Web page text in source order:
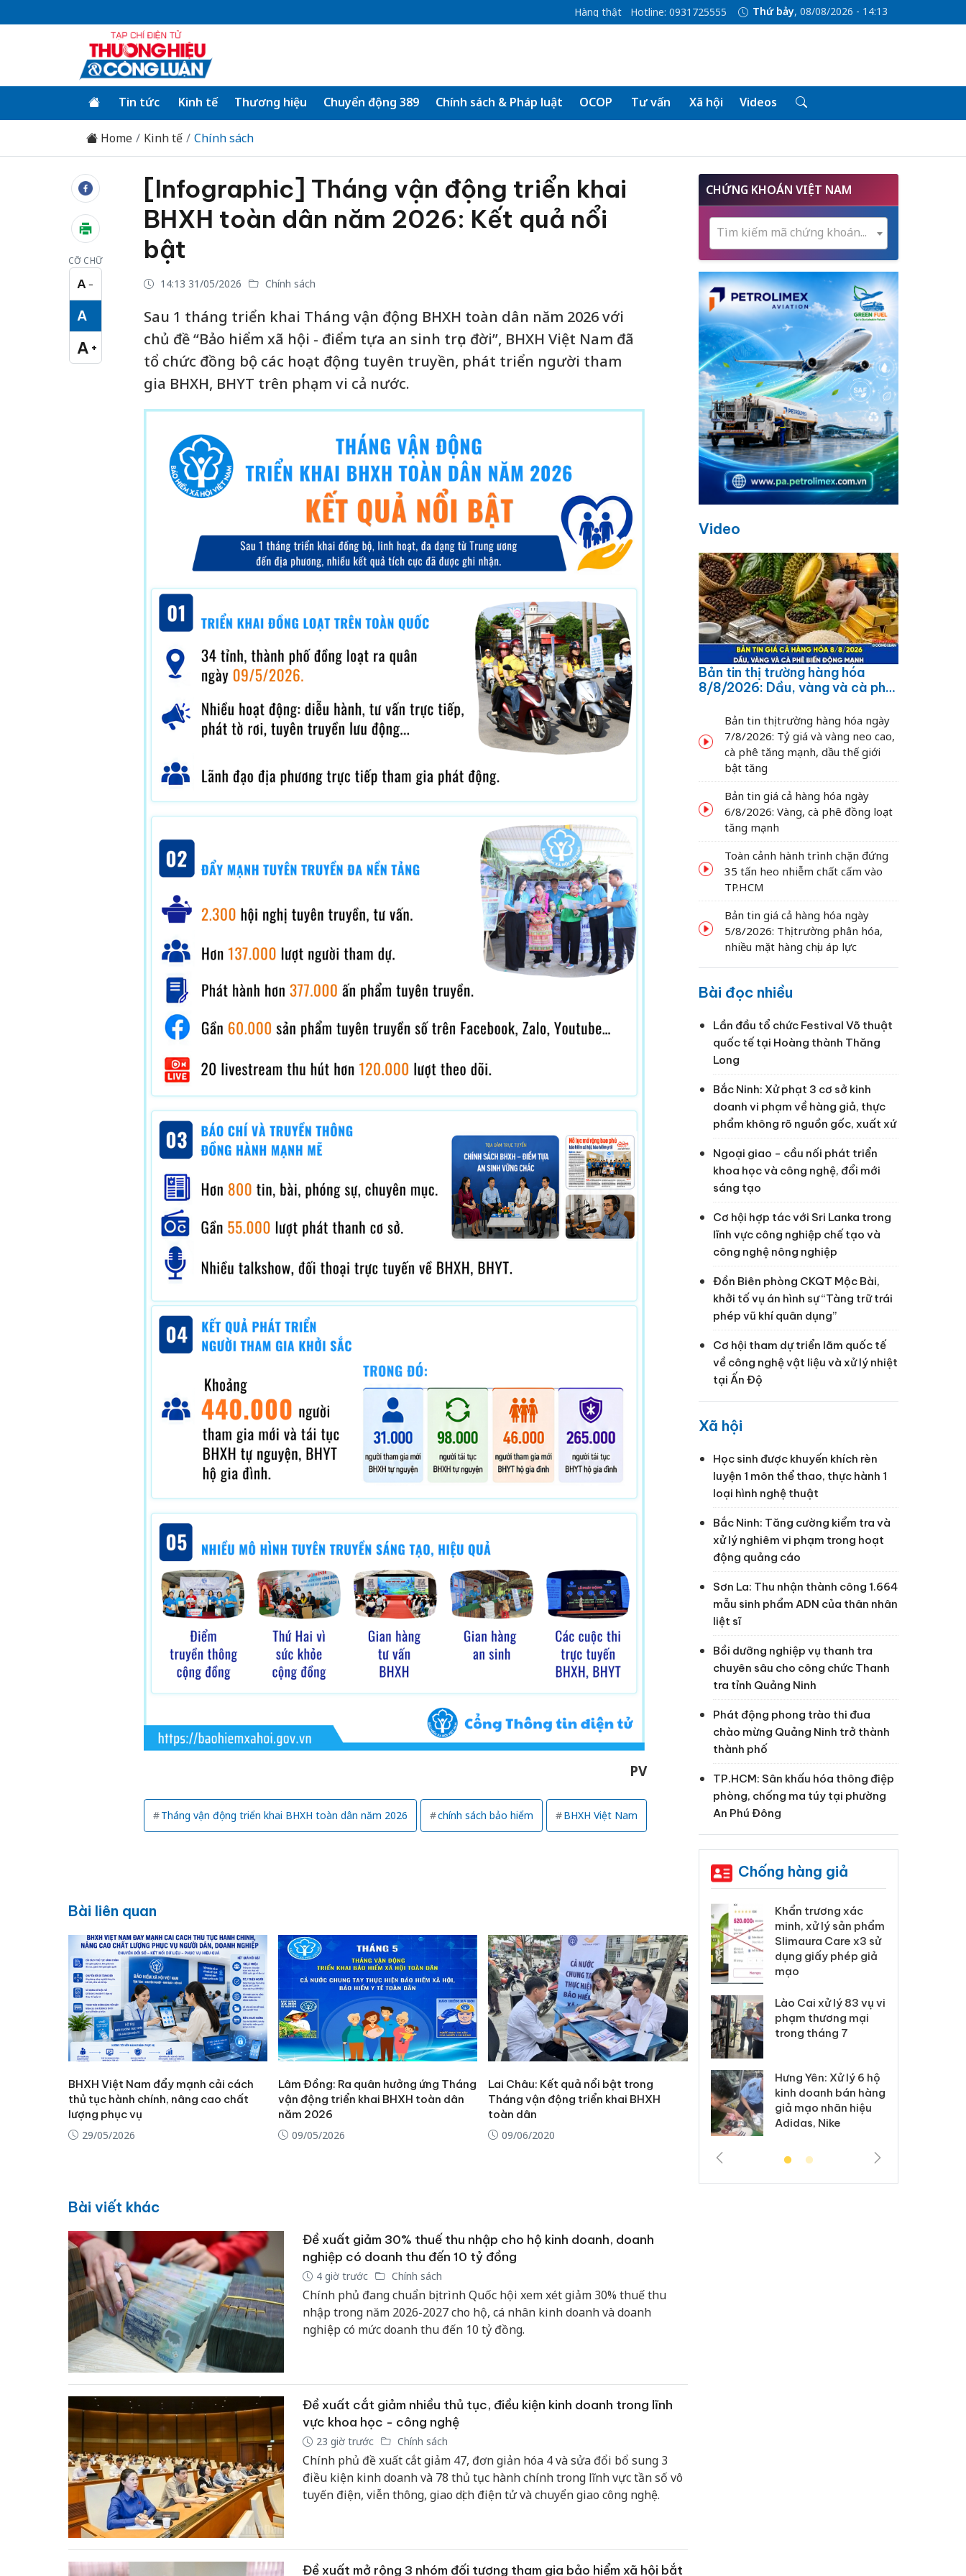
Hàng thật Hotline: 0931725555 Thứ bảy, 08/08/2026 - 14:13
Tin tức Kinh tế Thương hiệu Chuyển động 389 Chính sách & Pháp luật OCOP Tư vấn Xã hội Videos
Home Kinh tế Chính sách
CỠ CHỮ
A −
Cỡ chữ nhỏ
A
Cỡ chữ vừa
A +
Cỡ chữ lớn
[Infographic] Tháng vận động triển khai
BHXH toàn dân năm 2026: Kết quả nổi
bật
14:13 31/05/2026 Chính sách
Sau 1 tháng triển khai Tháng vận động BHXH toàn dân năm 2026 với
chủ đề “Bảo hiểm xã hội - điểm tựa an sinh trọn đời”, BHXH Việt Nam đã
tổ chức đồng bộ các hoạt động tuyên truyền, phát triển người tham
gia BHXH, BHYT trên phạm vi cả nước.
PV
Tháng vận động triển khai BHXH toàn dân năm 2026 chính sách bảo hiểm BHXH Việt Nam
Bài liên quan
BHXH Việt Nam đẩy mạnh cải cách
thủ tục hành chính, nâng cao chất
lượng phục vụ
29/05/2026
Lâm Đồng: Ra quân hưởng ứng Tháng
vận động triển khai BHXH toàn dân
năm 2026
09/05/2026
Lai Châu: Kết quả nổi bật trong
Tháng vận động triển khai BHXH
toàn dân
09/06/2020
Bài viết khác
Đề xuất giảm 30% thuế thu nhập cho hộ kinh doanh, doanh
nghiệp có doanh thu đến 10 tỷ đồng
4 giờ trước Chính sách
Chính phủ đang chuẩn bị trình Quốc hội xem xét giảm 30% thuế thu
nhập trong năm 2026-2027 cho hộ, cá nhân kinh doanh và doanh
nghiệp có mức doanh thu đến 10 tỷ đồng.
Đề xuất cắt giảm nhiều thủ tục, điều kiện kinh doanh trong lĩnh
vực khoa học - công nghệ
23 giờ trước Chính sách
Chính phủ đề xuất cắt giảm 47, đơn giản hóa 4 và sửa đổi bổ sung 3
điều kiện kinh doanh và 78 thủ tục hành chính trong lĩnh vực tần số vô
tuyến điện, viễn thông, giao dịch điện tử và chuyển giao công nghệ.
Đề xuất mở rộng 3 nhóm đối tượng tham gia bảo hiểm xã hội bắt
CHỨNG KHOÁN VIỆT NAM
Tìm kiếm mã chứng khoán...
Video
Bản tin thị trường hàng hóa
8/8/2026: Dầu, vàng và cà phê
Bản tin thị trường hàng hóa ngày
7/8/2026: Tỷ giá và vàng neo cao,
cà phê tăng mạnh, dầu thế giới
bật tăng
Bản tin giá cả hàng hóa ngày
6/8/2026: Vàng, cà phê đồng loạt
tăng mạnh
Toàn cảnh hành trình chặn đứng
35 tấn heo nhiễm chất cấm vào
TP.HCM
Bản tin giá cả hàng hóa ngày
5/8/2026: Thị trường phân hóa,
nhiều mặt hàng chịu áp lực
Bài đọc nhiều
Lần đầu tổ chức Festival Võ thuật
quốc tế tại Hoàng thành Thăng
Long
Bắc Ninh: Xử phạt 3 cơ sở kinh
doanh vi phạm về hàng giả, thực
phẩm không rõ nguồn gốc, xuất xứ
Ngoại giao - cầu nối phát triển
khoa học và công nghệ, đổi mới
sáng tạo
Cơ hội hợp tác với Sri Lanka trong
lĩnh vực công nghiệp chế tạo và
công nghệ nông nghiệp
Đồn Biên phòng CKQT Mộc Bài,
khởi tố vụ án hình sự “Tàng trữ trái
phép vũ khí quân dụng”
Cơ hội tham dự triển lãm quốc tế
về công nghệ vật liệu và xử lý nhiệt
tại Ấn Độ
Xã hội
Học sinh được khuyến khích rèn
luyện 1 môn thể thao, thực hành 1
loại hình nghệ thuật
Bắc Ninh: Tăng cường kiểm tra và
xử lý nghiêm vi phạm trong hoạt
động quảng cáo
Sơn La: Thu nhận thành công 1.664
mẫu sinh phẩm ADN của thân nhân
liệt sĩ
Bồi dưỡng nghiệp vụ thanh tra
chuyên sâu cho công chức Thanh
tra tỉnh Quảng Ninh
Phát động phong trào thi đua
chào mừng Quảng Ninh trở thành
thành phố
TP.HCM: Sân khấu hóa thông điệp
phòng, chống ma túy tại phường
An Phú Đông
Chống hàng giả
sản phẩm nhập lậu,
bảo vệ môi trường
kinh doanh
Công an Thanh Hóa
tìm bị hại trong vụ
án sản xuất, buôn
bán yến sào giả
Thanh Hóa: Tìm bị
hại trong vụ án buôn
Khẩn trương xác
minh, xử lý sản phẩm
Slimaura Care x3 sử
dụng giấy phép giả
mạo
Lào Cai xử lý 83 vụ vi
phạm thương mại
trong tháng 7
Hưng Yên: Xử lý 6 hộ
kinh doanh bán hàng
giả mạo nhãn hiệu
Adidas, Nike